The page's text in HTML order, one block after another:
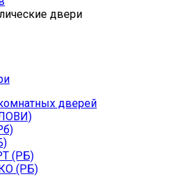
двери
дверей
(РБ)
(РБ)